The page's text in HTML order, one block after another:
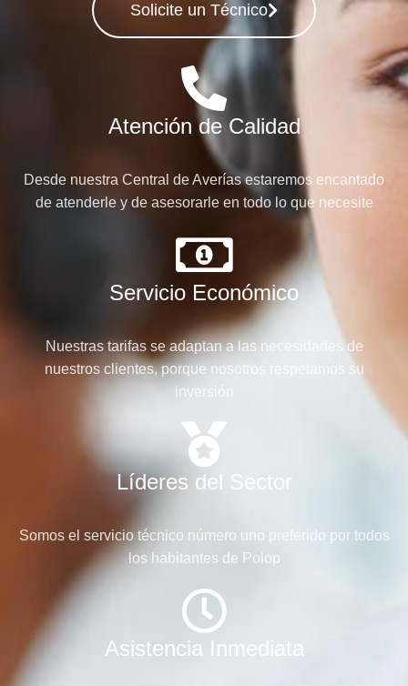
Solicite un Técnico
Atención de Calidad
Desde nuestra Central de Averías estaremos encantado
de atenderle y de asesorarle en todo lo que necesite
Servicio Económico
Nuestras tarifas se adaptan a las necesidades de
nuestros clientes, porque nosotros respetamos su
inversión
Líderes del Sector
Somos el servicio técnico número uno preferido por todos
los habitantes de Polop
Asistencia Inmediata